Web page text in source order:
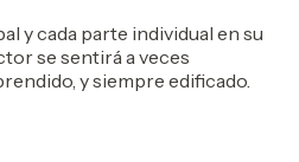
y cada parte individual en su
se sentirá a veces
y siempre edificado.